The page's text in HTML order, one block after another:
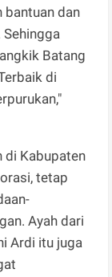
bantuan dan
Batang
di
di Kabupaten
tetap
Ayah dari
Ardi itu juga